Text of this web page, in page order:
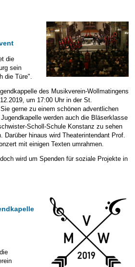
die
sein
die Türe".
des Musikverein-Wollmatingens
um 17:00 Uhr in der St.
gerne zu einem schönen adventlichen
werden auch die Bläserklasse
Scholl-Schule Konstanz zu sehen
Darüber hinaus wird Theaterintendant Prof.
mit einigen Texten umrahmen.
wird um Spenden für soziale Projekte in